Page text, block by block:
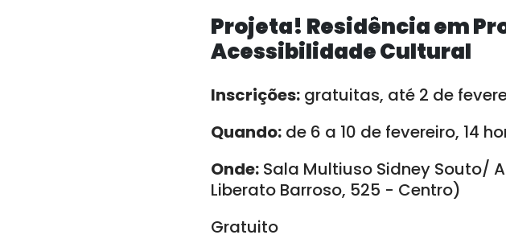
Projeta! Residência em
Acessibilidade Cultural
Inscrições: gratuitas, até 2 de
Quando: de 6 a 10 de fevereiro, 14
Onde: Sala Multiuso Sidney Souto/
Liberato Barroso, 525 - Centro)
Gratuito